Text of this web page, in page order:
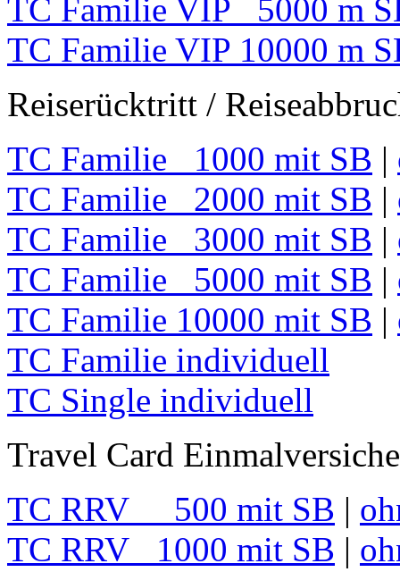
TC Familie VIP 5000 m
TC Familie VIP 10000 m
Reiserücktritt /
TC Familie 1000 mit SB |
TC Familie 2000 mit SB |
TC Familie 3000 mit SB |
TC Familie 5000 mit SB |
TC Familie 10000 mit SB |
TC Familie individuell
TC Single individuell
Travel Card
TC RRV 500 mit SB |
TC RRV 1000 mit SB |